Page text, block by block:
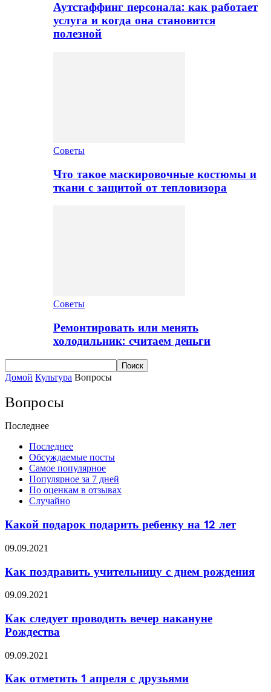
Аутстаффинг персонала: как работает
услуга и когда она становится
полезной
Советы
Что такое маскировочные костюмы и
ткани с защитой от тепловизора
Советы
Ремонтировать или менять
холодильник: считаем деньги
Домой Культура Вопросы
Вопросы
Последнее
Последнее
Обсуждаемые посты
Самое популярное
Популярное за 7 дней
По оценкам в отзывах
Случайно
Какой подарок подарить ребенку на 12 лет
09.09.2021
Как поздравить учительницу с днем рождения
09.09.2021
Как следует проводить вечер накануне
Рождества
09.09.2021
Как отметить 1 апреля с друзьями